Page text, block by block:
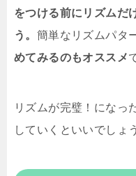
をつける前にリズムだ
う。 簡単なリズムパタ
めてみるのもオススメ
リズムが完璧！になっ
していくといいでしょ